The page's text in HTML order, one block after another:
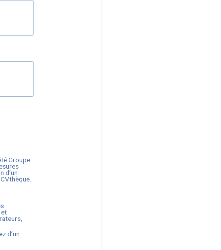
Groupe
d’un
et
d’un